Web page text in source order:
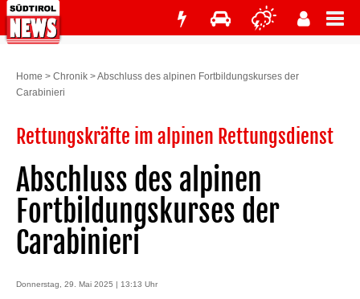
Home > Chronik >Abschluss des alpinen Fortbildungskurses der
Carabinieri
Rettungskräfte im alpinen Rettungsdienst
Abschluss des alpinen
Fortbildungskurses der
Carabinieri
Donnerstag, 29. Mai 2025 | 13:13 Uhr